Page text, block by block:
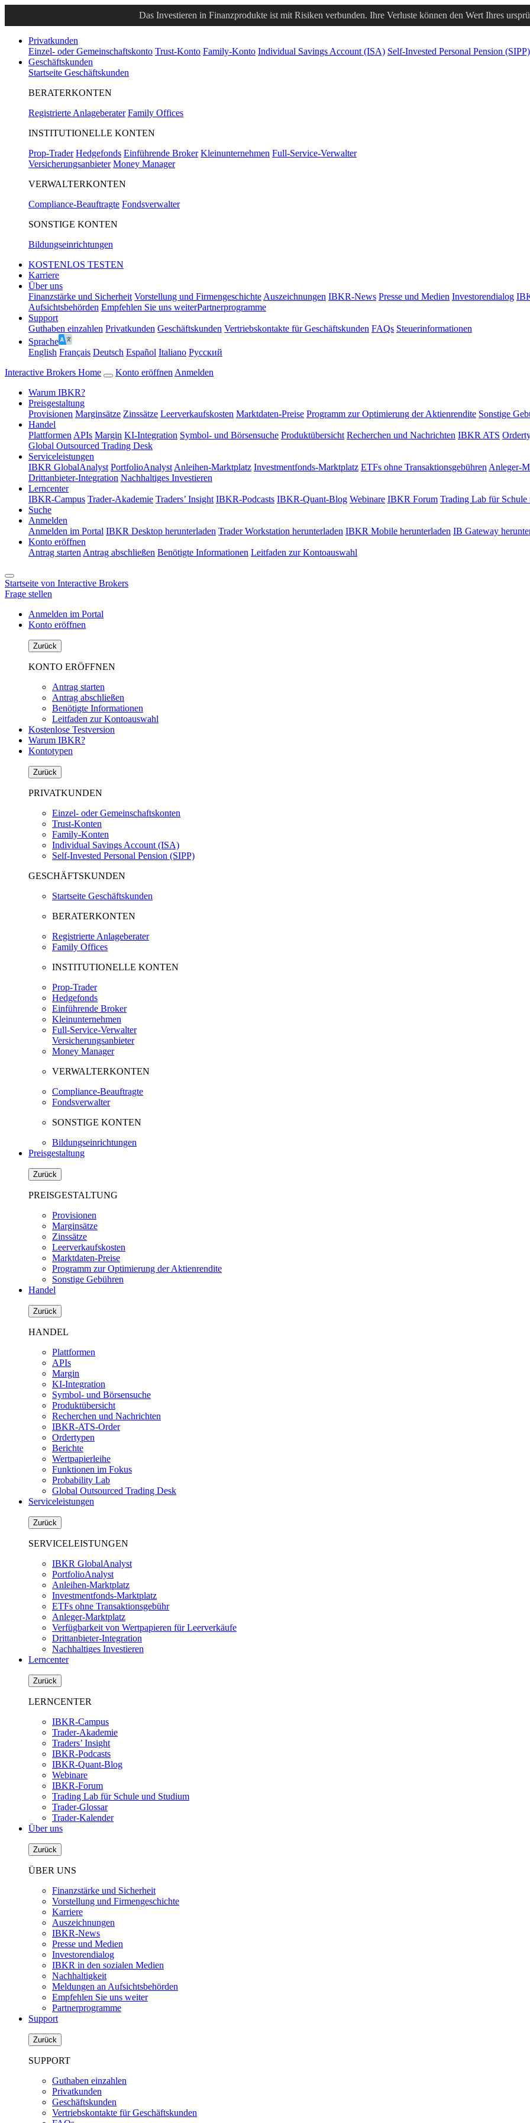
Das Investieren in Finanzprodukte ist mit Risiken verbunden. Ihre Verluste können den Wert Ihres
Privatkunden
Einzel- oder Gemeinschaftskonto Trust-Konto Family-Konto Individual Savings Account (ISA) Self-Invested Personal Pension (SIPP)
Geschäftskunden
Startseite Geschäftskunden
BERATERKONTEN
Registrierte Anlageberater Family Offices
INSTITUTIONELLE KONTEN
Prop-Trader Hedgefonds Einführende Broker Kleinunternehmen Full-Service-Verwalter
Versicherungsanbieter Money Manager
VERWALTERKONTEN
Compliance-Beauftragte Fondsverwalter
SONSTIGE KONTEN
Bildungseinrichtungen
KOSTENLOS TESTEN
Karriere
Über uns
Finanzstärke und Sicherheit Vorstellung und Firmengeschichte Auszeichnungen IBKR-News Presse und Medien Investorendialog
Aufsichtsbehörden Empfehlen Sie uns weiterPartnerprogramme
Support
Guthaben einzahlen Privatkunden Geschäftskunden Vertriebskontakte für Geschäftskunden FAQs Steuerinformationen
Sprache
English Français Deutsch Español Italiano Pусский
Interactive Brokers Home
Konto eröffnen Anmelden
Warum IBKR?
Preisgestaltung
Provisionen Marginsätze Zinssätze Leerverkaufskosten Marktdaten-Preise Programm zur Optimierung der Aktienrendite Sonstige
Handel
Plattformen APIs Margin KI-Integration Symbol- und Börsensuche Produktübersicht Recherchen und Nachrichten IBKR ATS
Global Outsourced Trading Desk
Serviceleistungen
IBKR GlobalAnalyst PortfolioAnalyst Anleihen-Marktplatz Investmentfonds-Marktplatz ETFs ohne Transaktionsgebühren Anleger-
Drittanbieter-Integration Nachhaltiges Investieren
Lerncenter
IBKR-Campus Trader-Akademie Traders’ Insight IBKR-Podcasts IBKR-Quant-Blog Webinare IBKR Forum Trading Lab für Schule
Suche
Anmelden
Anmelden im Portal IBKR Desktop herunterladen Trader Workstation herunterladen IBKR Mobile herunterladen IB Gateway
Konto eröffnen
Antrag starten Antrag abschließen Benötigte Informationen Leitfaden zur Kontoauswahl
Startseite von Interactive Brokers
Frage stellen
Anmelden im Portal
Konto eröffnen
Zurück
KONTO ERÖFFNEN
Antrag starten
Antrag abschließen
Benötigte Informationen
Leitfaden zur Kontoauswahl
Kostenlose Testversion
Warum IBKR?
Kontotypen
Zurück
PRIVATKUNDEN
Einzel- oder Gemeinschaftskonten
Trust-Konten
Family-Konten
Individual Savings Account (ISA)
Self-Invested Personal Pension (SIPP)
GESCHÄFTSKUNDEN
Startseite Geschäftskunden
BERATERKONTEN
Registrierte Anlageberater
Family Offices
INSTITUTIONELLE KONTEN
Prop-Trader
Hedgefonds
Einführende Broker
Kleinunternehmen
Full-Service-Verwalter
Versicherungsanbieter
Money Manager
VERWALTERKONTEN
Compliance-Beauftragte
Fondsverwalter
SONSTIGE KONTEN
Bildungseinrichtungen
Preisgestaltung
Zurück
PREISGESTALTUNG
Provisionen
Marginsätze
Zinssätze
Leerverkaufskosten
Marktdaten-Preise
Programm zur Optimierung der Aktienrendite
Sonstige Gebühren
Handel
Zurück
HANDEL
Plattformen
APIs
Margin
KI-Integration
Symbol- und Börsensuche
Produktübersicht
Recherchen und Nachrichten
IBKR-ATS-Order
Ordertypen
Berichte
Wertpapierleihe
Funktionen im Fokus
Probability Lab
Global Outsourced Trading Desk
Serviceleistungen
Zurück
SERVICELEISTUNGEN
IBKR GlobalAnalyst
PortfolioAnalyst
Anleihen-Marktplatz
Investmentfonds-Marktplatz
ETFs ohne Transaktionsgebühr
Anleger-Marktplatz
Verfügbarkeit von Wertpapieren für Leerverkäufe
Drittanbieter-Integration
Nachhaltiges Investieren
Lerncenter
Zurück
LERNCENTER
IBKR-Campus
Trader-Akademie
Traders’ Insight
IBKR-Podcasts
IBKR-Quant-Blog
Webinare
IBKR-Forum
Trading Lab für Schule und Studium
Trader-Glossar
Trader-Kalender
Über uns
Zurück
ÜBER UNS
Finanzstärke und Sicherheit
Vorstellung und Firmengeschichte
Karriere
Auszeichnungen
IBKR-News
Presse und Medien
Investorendialog
IBKR in den sozialen Medien
Nachhaltigkeit
Meldungen an Aufsichtsbehörden
Empfehlen Sie uns weiter
Partnerprogramme
Support
Zurück
SUPPORT
Guthaben einzahlen
Privatkunden
Geschäftskunden
Vertriebskontakte für Geschäftskunden